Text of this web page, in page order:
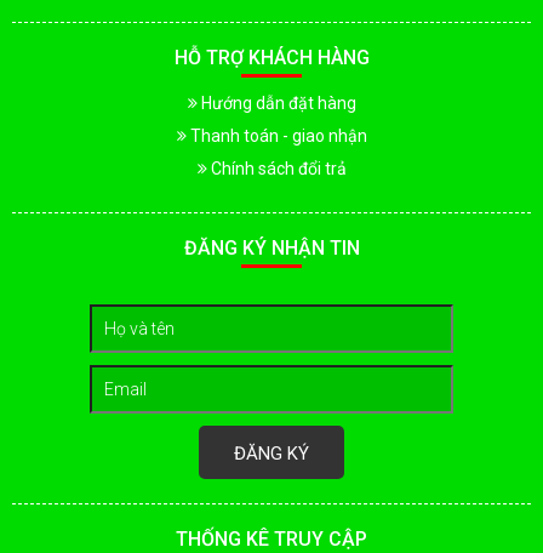
HỖ TRỢ KHÁCH HÀNG
Hướng dẫn đặt hàng
Thanh toán - giao nhận
Chính sách đổi trả
ĐĂNG KÝ NHẬN TIN
ĐĂNG KÝ
THỐNG KÊ TRUY CẬP